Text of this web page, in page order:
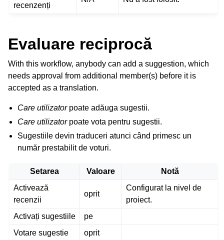
recenzenți
Evaluare reciprocă
With this workflow, anybody can add a suggestion, which
needs approval from additional member(s) before it is
accepted as a translation.
Care utilizatorpoate adăuga sugestii.
Care utilizatorpoate vota pentru sugestii.
Sugestiile devin traduceri atunci când primesc un
număr prestabilit de voturi.
Setarea Valoare
Notă
Activează
recenzii
oprit
Configurat la nivel de
proiect.
Activați sugestiile
pe
Votare sugestie
oprit